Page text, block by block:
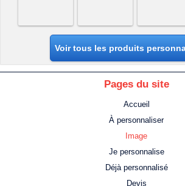
Voir tous les produits
Pages du site
Accueil
À personnaliser
Image
Je personnalise
Déjà personnalisé
Devis